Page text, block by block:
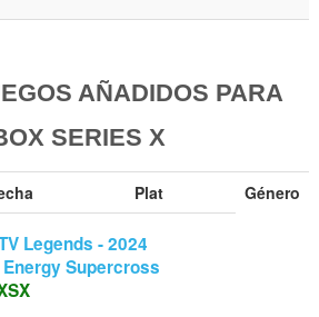
AÑADIDOS PARA
SERIES X
Plat Género
Legends - 2024
Supercross